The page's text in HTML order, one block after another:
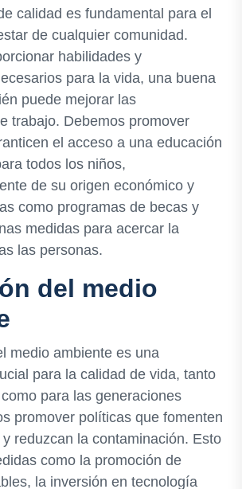
calidad es fundamental para el
de cualquier comunidad.
habilidades y
para la vida, una buena
puede mejorar las
trabajo. Debemos promover
el acceso a una educación
todos los niños,
de su origen económico y
como programas de becas y
medidas para acercar la
las personas.
del medio
medio ambiente es una
para la calidad de vida, tanto
para las generaciones
promover políticas que fomenten
reduzcan la contaminación. Esto
como la promoción de
la inversión en tecnología